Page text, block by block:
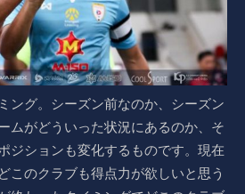
ング。シーズン前なのか、シーズン
ムがどういった状況にあるのか、そ
ジションも変化するものです。現在
このクラブも得点力が欲しいと思う